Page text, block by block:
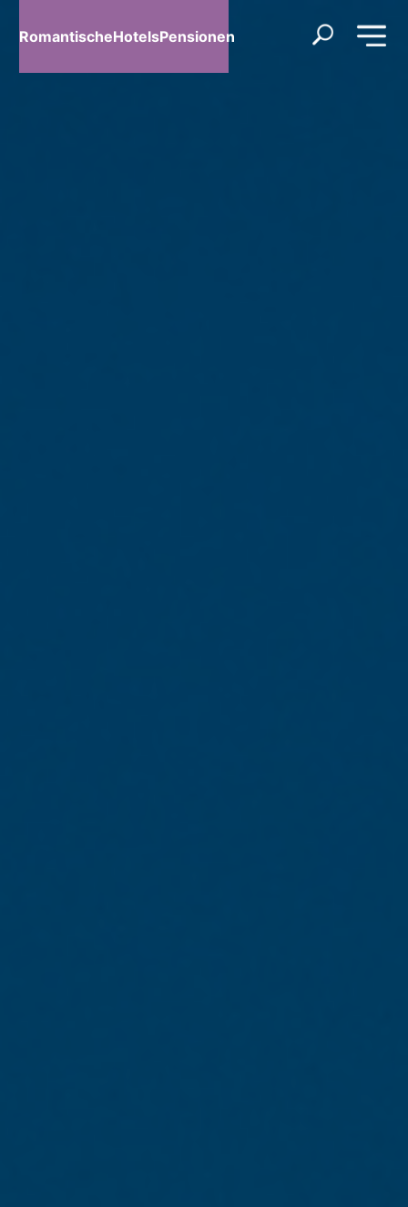
RomantischeHotelsPensionen